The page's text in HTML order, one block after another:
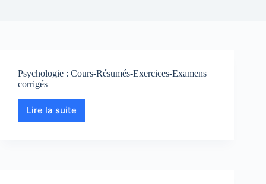
Psychologie : Cours-Résumés-Exercices-Examens
corrigés
Lire la suite
Psychologie